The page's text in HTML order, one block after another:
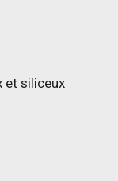
et siliceux